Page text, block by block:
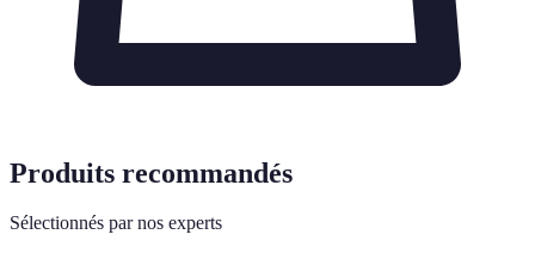
Produits recommandés
Sélectionnés par nos experts